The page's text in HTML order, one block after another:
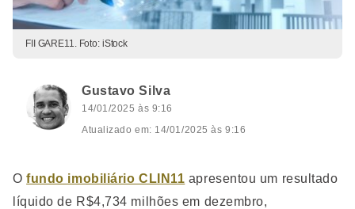
FII GARE11. Foto: iStock
Gustavo Silva
14/01/2025 às 9:16
Atualizado em: 14/01/2025 às 9:16
Ofundo imobiliário CLIN11 apresentou um resultado
líquido de R$4,734 milhões em dezembro,